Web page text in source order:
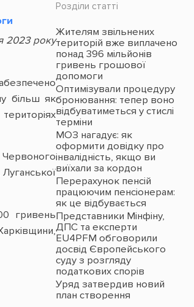
Розділи статті
Жителям звільнених
територій вже виплачено
понад 396 мільйонів
гривень грошової
допомоги
Оптимізували процедуру
бронювання: тепер воно
відбуватиметься у стислі
терміни
МОЗ нагадує: як
оформити довідку про
інвалідність, якщо ви
виїхали за кордон
Перерахунок пенсій
працюючим пенсіонерам:
як це відбувається
Представники Мінфіну,
ДПС та експерти
EU4PFM обговорили
досвід Європейського
суду з розгляду
податкових спорів
Уряд затвердив новий
план створення
2023 року
більш як
Червоного
гривень